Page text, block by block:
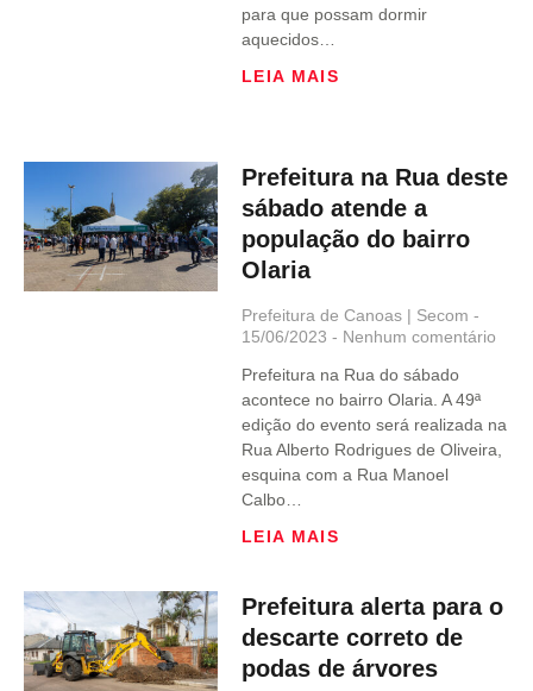
para que possam dormir
aquecidos…
LEIA MAIS
Prefeitura na Rua deste
sábado atende a
população do bairro
Olaria
Prefeitura de Canoas | Secom
15/06/2023
Nenhum comentário
Prefeitura na Rua do sábado
acontece no bairro Olaria. A 49ª
edição do evento será realizada na
Rua Alberto Rodrigues de Oliveira,
esquina com a Rua Manoel
Calbo…
LEIA MAIS
Prefeitura alerta para o
descarte correto de
podas de árvores